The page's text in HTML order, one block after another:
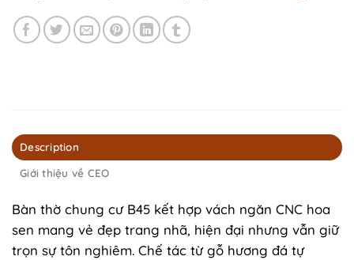
Description
Giới thiệu về CEO
Bàn thờ chung cư B45 kết hợp vách ngăn CNC hoa
sen mang vẻ đẹp trang nhã, hiện đại nhưng vẫn giữ
trọn sự tôn nghiêm. Chế tác từ gỗ hương đá tự